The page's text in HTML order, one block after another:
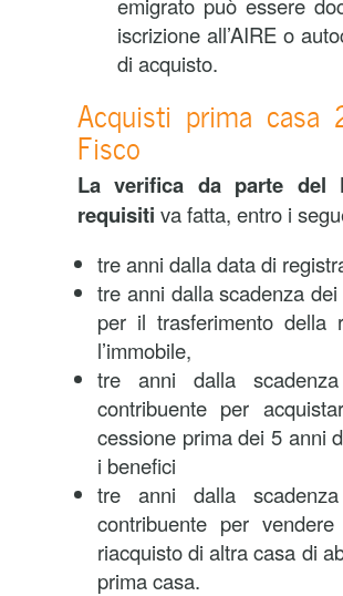
iscrizione all’AIRE o
di acquisto.
Acquisti prima
Fisco
La verifica da parte del
requisiti va fatta, entro i
tre anni dalla data di
tre anni dalla scadenza
per il trasferimento della
l’immobile,
tre anni dalla
contribuente per
cessione prima dei 5 anni
i benefici
tre anni dalla
contribuente per
riacquisto di altra casa di
prima casa.